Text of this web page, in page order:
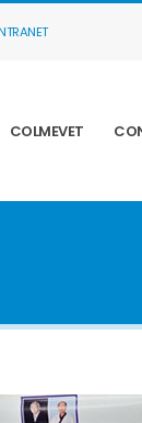
COLMEVET